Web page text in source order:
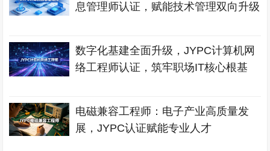
息管理师认证，赋能技术管理双向升级
数字化基建全面升级，JYPC计算机网
络工程师认证，筑牢职场IT核心根基
电磁兼容工程师：电子产业高质量发
展，JYPC认证赋能专业人才